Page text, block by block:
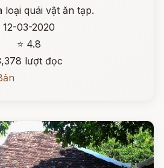
loại quái vật ăn tạp.
12-03-2020
⭐ 4.8
lượt đọc